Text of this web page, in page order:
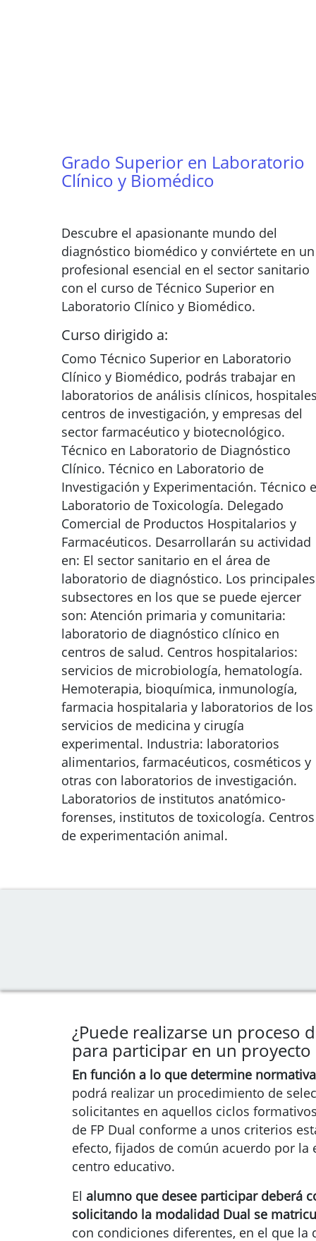
Grado Superior en Laboratorio
Clínico y Biomédico
Descubre el apasionante mundo del
diagnóstico biomédico y conviértete en un
profesional esencial en el sector sanitario
con el curso de Técnico Superior en
Laboratorio Clínico y Biomédico.
Curso dirigido a:
Como Técnico Superior en Laboratorio
Clínico y Biomédico, podrás trabajar en
laboratorios de análisis clínicos,
centros de investigación, y empresas del
sector farmacéutico y biotecnológico.
Técnico en Laboratorio de Diagnóstico
Clínico. Técnico en Laboratorio de
Investigación y Experimentación. Técnico
Laboratorio de Toxicología. Delegado
Comercial de Productos Hospitalarios y
Farmacéuticos. Desarrollarán su actividad
en: El sector sanitario en el área de
laboratorio de diagnóstico. Los principales
subsectores en los que se puede ejercer
son: Atención primaria y comunitaria:
laboratorio de diagnóstico clínico en
centros de salud. Centros hospitalarios:
servicios de microbiología, hematología.
Hemoterapia, bioquímica, inmunología,
farmacia hospitalaria y laboratorios de los
servicios de medicina y cirugía
experimental. Industria: laboratorios
alimentarios, farmacéuticos, cosméticos y
otras con laboratorios de investigación.
Laboratorios de institutos anatómico-
forenses, institutos de toxicología. Centros
de experimentación animal.
¿Puede realizarse un proceso
para participar en un proyecto
En función a lo que determine
podrá realizar un procedimiento de
solicitantes en aquellos ciclos
de FP Dual conforme a unos criterios
efecto, fijados de común acuerdo por la
centro educativo.
El alumno que desee participar deberá
solicitando la modalidad Dual se
con condiciones diferentes, en el que la